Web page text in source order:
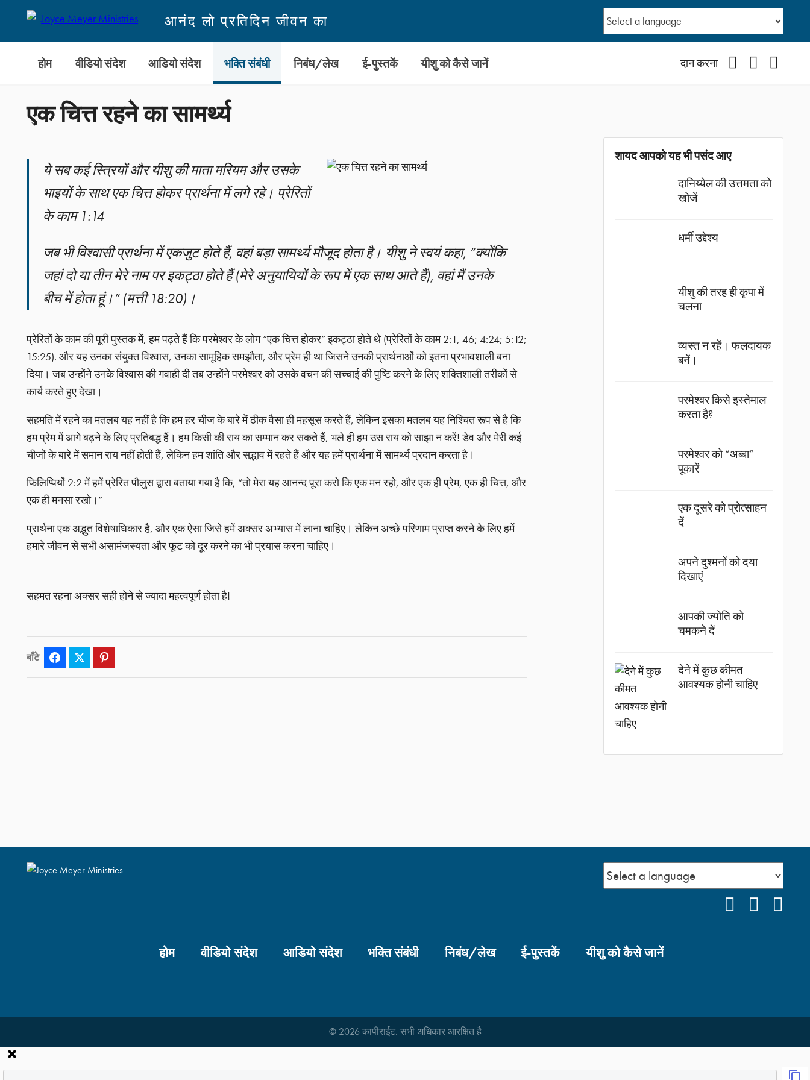
आनंद लो प्रतिदिन जीवन का
होम वीडियो संदेश आडियो संदेश भक्ति संबंधी निबंध/लेख ई-पुस्तकें यीशु को कैसे जानें दान करना
एक चित्त रहने का सामर्थ्य
ये सब कई स्त्रियों और यीशु की माता मरियम और उसके
भाइयों के साथ एक चित्त होकर प्रार्थना में लगे रहे। प्रेरितों
के काम 1:14
जब भी विश्वासी प्रार्थना में एकजुट होते हैं, वहां बड़ा सामर्थ्य मौजूद होता है। यीशु ने स्वयं कहा, “क्योंकि
जहां दो या तीन मेरे नाम पर इकट्ठा होते हैं (मेरे अनुयायियों के रूप में एक साथ आते हैं), वहां मैं उनके
बीच में होता हूं।” (मत्ती 18:20)।
प्रेरितों के काम की पूरी पुस्तक में, हम पढ़ते हैं कि परमेश्वर के लोग “एक चित्त होकर” इकट्ठा होते थे (प्रेरितों के काम 2:1, 46; 4:24; 5:12;
15:25). और यह उनका संयुक्त विश्वास, उनका सामूहिक समझौता, और प्रेम ही था जिसने उनकी प्रार्थनाओं को इतना प्रभावशाली बना
दिया। जब उन्होंने उनके विश्वास की गवाही दी तब उन्होंने परमेश्वर को उसके वचन की सच्चाई की पुष्टि करने के लिए शक्तिशाली तरीकों से
कार्य करते हुए देखा।
सहमति में रहने का मतलब यह नहीं है कि हम हर चीज के बारे में ठीक वैसा ही महसूस करते हैं, लेकिन इसका मतलब यह निश्चित रूप से है कि
हम प्रेम में आगे बढ़ने के लिए प्रतिबद्ध हैं। हम किसी की राय का सम्मान कर सकते हैं, भले ही हम उस राय को साझा न करें! डेव और मेरी कई
चीजों के बारे में समान राय नहीं होती हैं, लेकिन हम शांति और सद्भाव में रहते हैं और यह हमें प्रार्थना में सामर्थ्य प्रदान करता है।
फिलिप्पियों 2:2 में हमें प्रेरित पौलुस द्वारा बताया गया है कि, “तो मेरा यह आनन्द पूरा करो कि एक मन रहो, और एक ही प्रेम, एक ही चित्त, और
एक ही मनसा रखो।”
प्रार्थना एक अद्भुत विशेषाधिकार है, और एक ऐसा जिसे हमें अक्सर अभ्यास में लाना चाहिए। लेकिन अच्छे परिणाम प्राप्त करने के लिए हमें
हमारे जीवन से सभी असामंजस्यता और फूट को दूर करने का भी प्रयास करना चाहिए।
सहमत रहना अक्सर सही होने से ज्यादा महत्वपूर्ण होता है!
बाँटे Facebook Twitter
शायद आपको यह भी पसंद आए
दानिय्येल की उत्तमता को
खोजें
धर्मी उद्देश्य
यीशु की तरह ही कृपा में
चलना
व्यस्त न रहें। फलदायक
बनें।
परमेश्वर किसे इस्तेमाल
करता है?
परमेश्वर को “अब्बा”
पूकारें
एक दूसरे को प्रोत्साहन
दें
अपने दुश्मनों को दया
दिखाएं
आपकी ज्योति को
चमकने दें
देने में कुछ कीमत
आवश्यक होनी चाहिए
होम वीडियो संदेश आडियो संदेश भक्ति संबंधी निबंध/लेख ई-पुस्तकें यीशु को कैसे जानें
© 2026 कापीराईट. सभी अधिकार आरक्षित है